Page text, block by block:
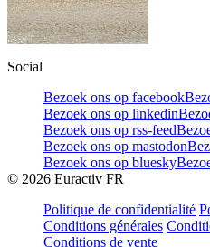
Social
Bezoek ons op facebook
Bezoek ons op linkedin
Bezoek ons op rss-feed
Bezoek ons op mastodon
Bezoek ons op bluesky
© 2026 Euractiv FR
Politique de confidentialité
Conditions générales
Conditions de vente